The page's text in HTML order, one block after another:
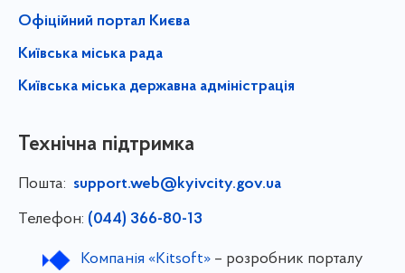
Офіційний портал Києва
Київська міська рада
Київська міська державна адміністрація
Технічна підтримка
Пошта: support.web@kyivcity.gov.ua
Телефон: (044) 366-80-13
Компанія «Kitsoft»– розробник порталу